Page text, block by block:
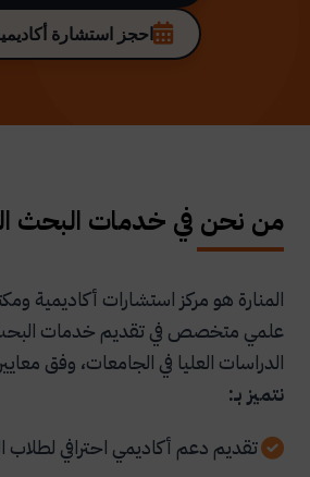
احجز استشارة
من نحن في خدمات البحث
المنارة هو مركز استشارات
علمي متخصص في تقديم خدمات
الدراسات العليا في الجامعات، وفق
نتميز بـ:
تقديم دعم أكاديمي احترافي لطلاب